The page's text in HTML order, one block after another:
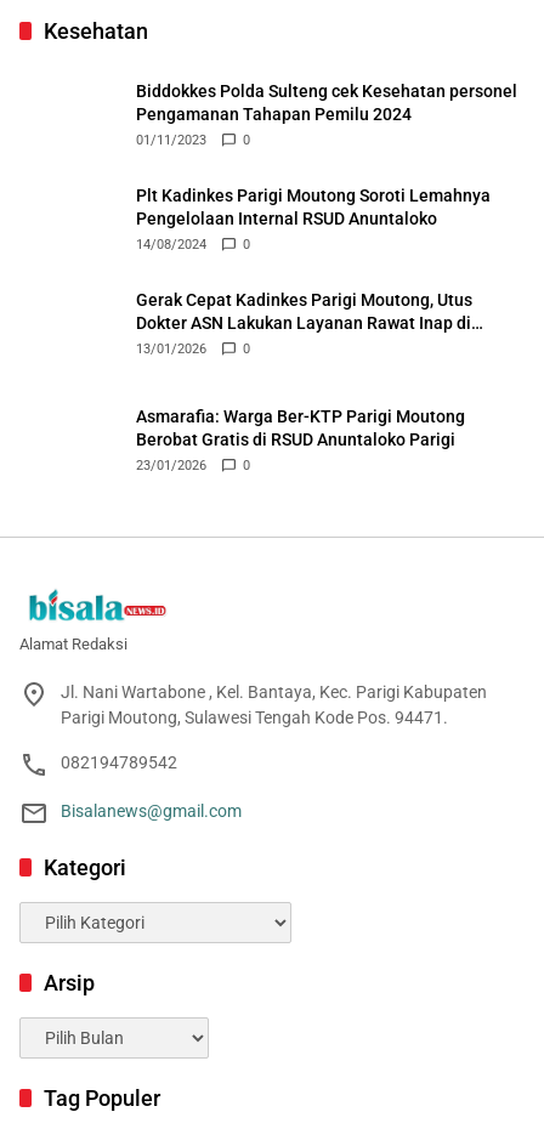
Kesehatan
Biddokkes Polda Sulteng cek Kesehatan personel
Pengamanan Tahapan Pemilu 2024
01/11/2023 0
Plt Kadinkes Parigi Moutong Soroti Lemahnya
Pengelolaan Internal RSUD Anuntaloko
14/08/2024 0
Gerak Cepat Kadinkes Parigi Moutong, Utus
Dokter ASN Lakukan Layanan Rawat Inap di
Puskesmas Ongka
13/01/2026 0
Asmarafia: Warga Ber-KTP Parigi Moutong
Berobat Gratis di RSUD Anuntaloko Parigi
23/01/2026 0
Alamat Redaksi
Jl. Nani Wartabone , Kel. Bantaya, Kec. Parigi Kabupaten
Parigi Moutong, Sulawesi Tengah Kode Pos. 94471.
082194789542
Bisalanews@gmail.com
Kategori
Kategori
Arsip
Arsip
Tag Populer